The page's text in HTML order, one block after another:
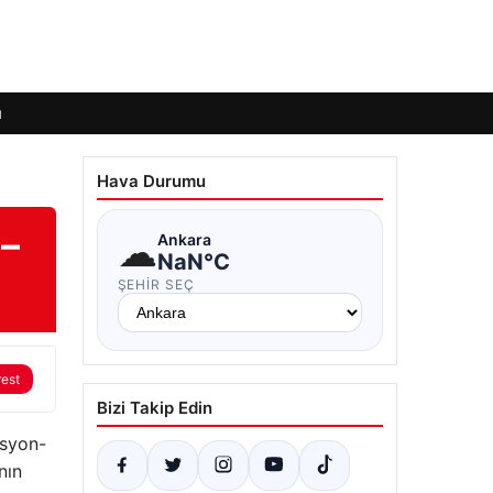
Hava Durumu
☁Ankara
NaN°C
ŞEHIR SEÇ
Bizi Takip Edin